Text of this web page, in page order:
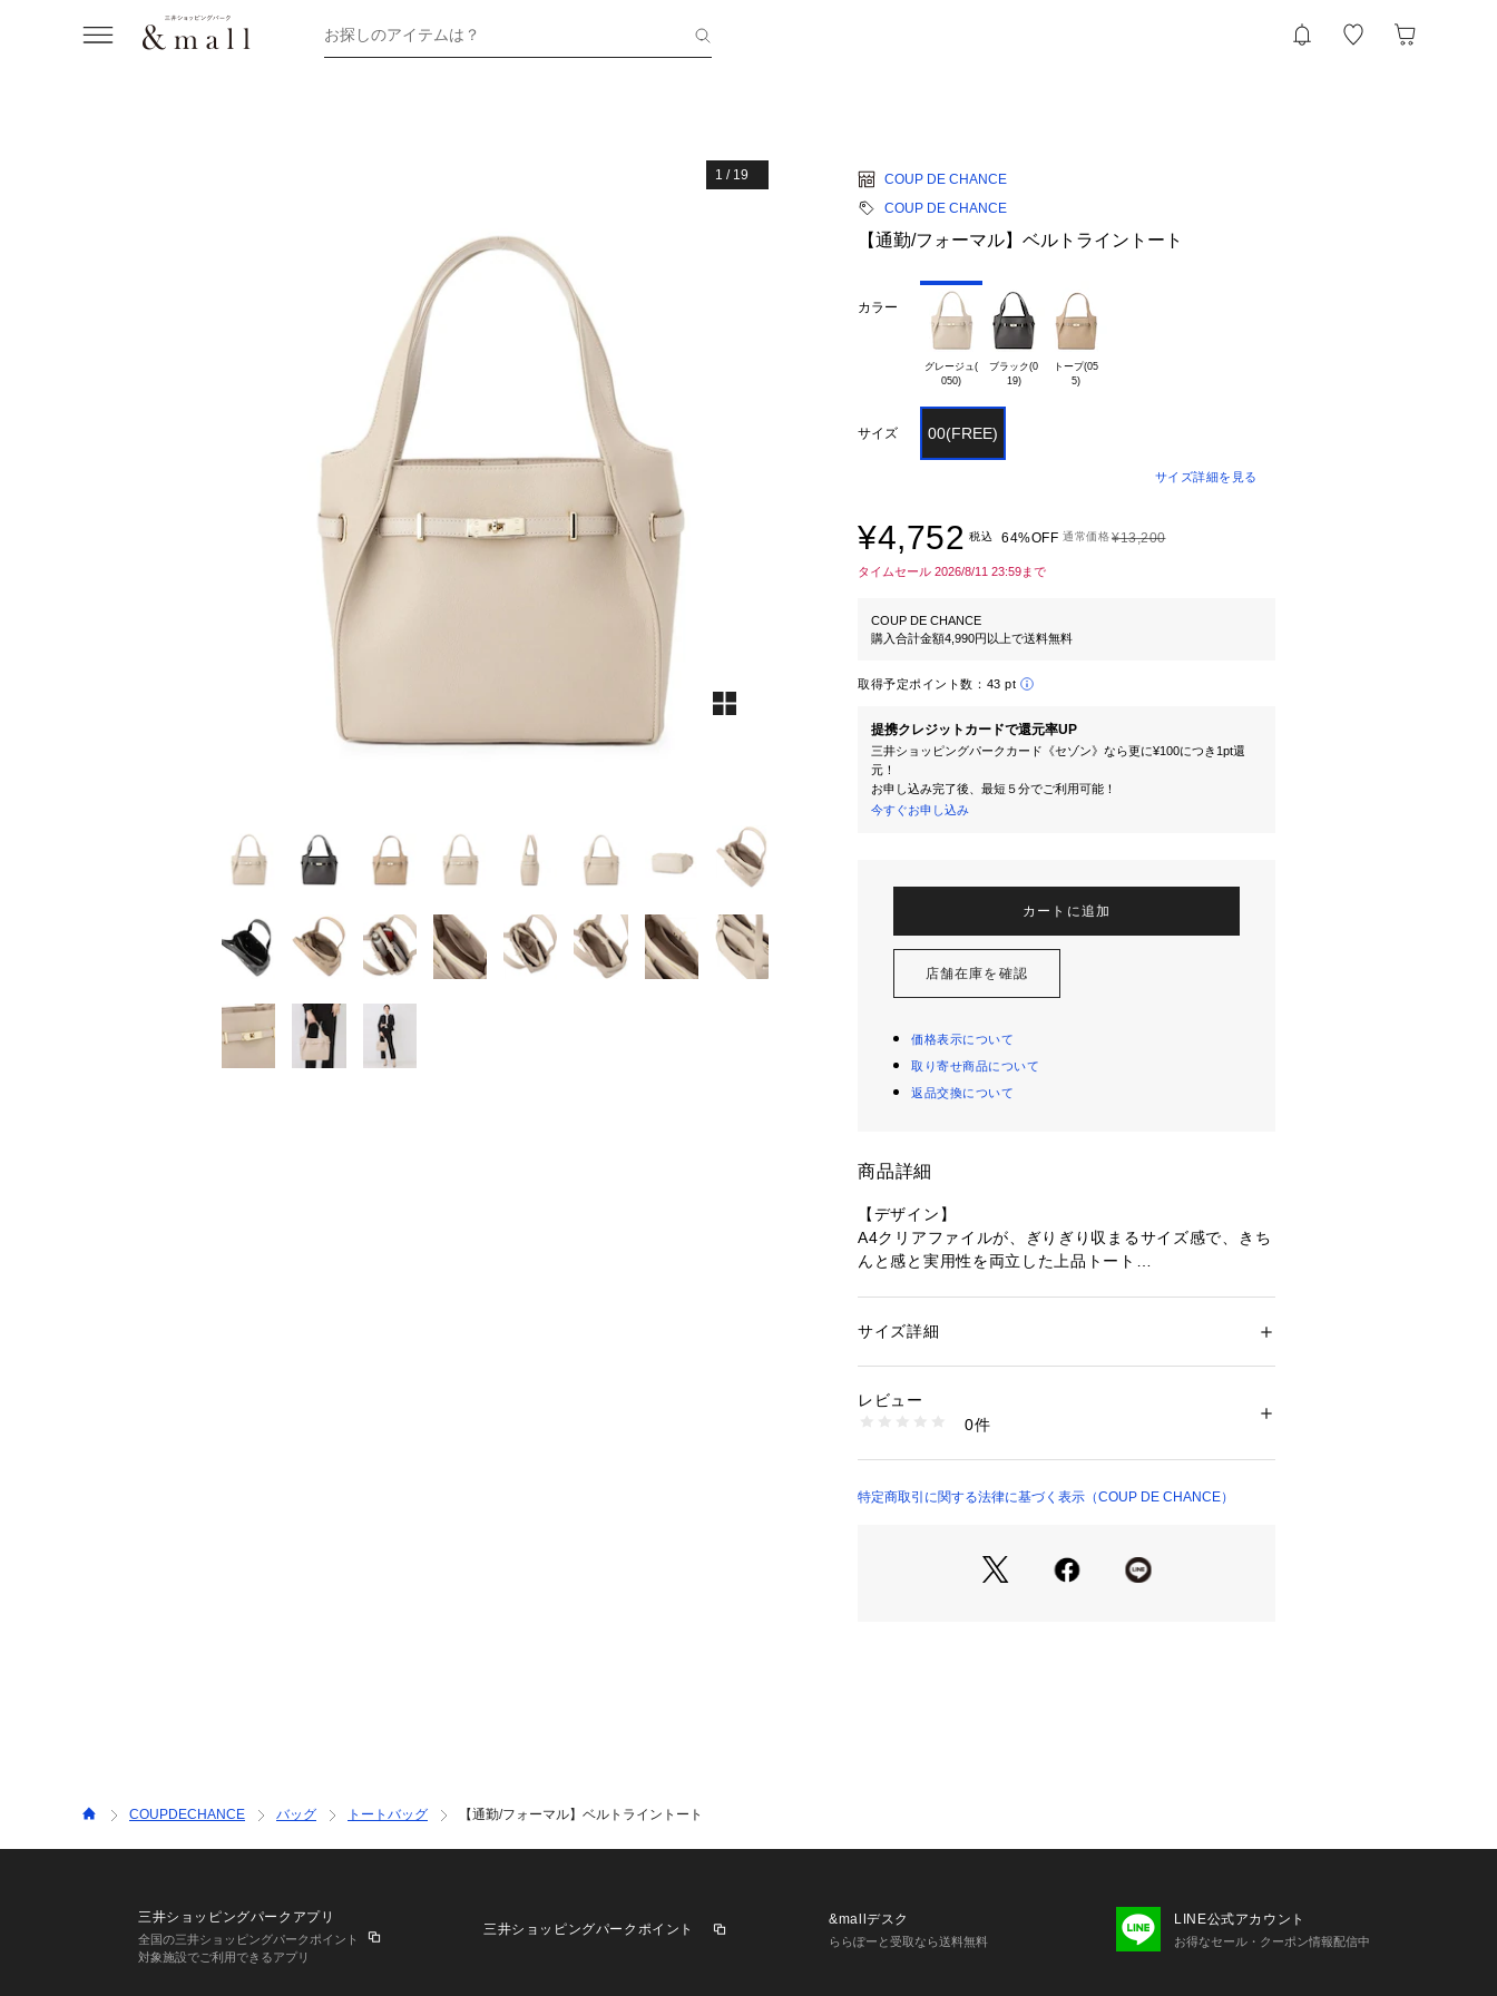
お探しのアイテムは？
1 / 19
COUP DE CHANCE
COUP DE CHANCE
【通勤/フォーマル】ベルトライントート
カラー
グレージュ(
ブラック(0
19)
トープ(05
サイズ 00(FREE)
サイズ詳細を見る
¥4,752 税込 64%OFF 通常価格¥13,200
タイムセール 2026/8/11 23:59まで
COUP DE CHANCE
購入合計金額4,990円以上で送料無料
取得予定ポイント数： 43 pt
提携クレジットカードで還元率UP
三井ショッピングパークカード《セゾン》なら更に¥100につき1pt還
元！
お申し込み完了後、最短５分でご利用可能！
今すぐお申し込み
カートに追加
店舗在庫を確認
価格表示について
取り寄せ商品について
返品交換について
商品詳細
【デザイン】
A4クリアファイルが、ぎりぎり収まるサイズ感で、きち
んと感と実用性を両立した上品トート
外側、内側サイドにはポケットを備え、すぐに取り出し
持ち歩けるのがポイントです。
ベーシックで合わせやすいブラック、上品で明るい印象
ワンピースやセットアップに合わせて、上品なお出かけ
【お気に入り登録とは？】
【おすすめPOINT】
性別：レディース
商品番号：
187-05001 （ショップ）
サイズ詳細
レビュー
0件
特定商取引に関する法律に基づく表示（COUP DE CHANCE）
COUPDECHANCE バッグ トートバッグ 【通勤/フォーマル】ベルトライントート
三井ショッピングパークアプリ
全国の三井ショッピングパークポイント
対象施設でご利用できるアプリ
三井ショッピングパークポイント
&mallデスク
ららぽーと受取なら送料無料
LINE公式アカウント
お得なセール・クーポン情報配信中